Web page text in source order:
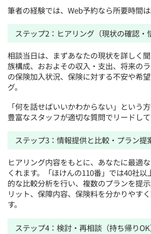
筆者の経験では、Web予約なら所要時間は
ステップ2：ヒアリング（現状の確認・
相談当日は、まずあなたの現状を詳しく
族構成、おおよその収入・支出、将来の
の保険加入状況、保険に対する不安や希
グ。
「何を話せばいいかわからない」という
豊富なスタッフが適切な質問でリードして
ステップ3：情報提供と比較・プラン提
ヒアリング内容をもとに、あなたに最適
くれます。「ほけんの110番」では40社
的な比較分析を行い、複数のプランを提
リット、保障内容、保険料を分かりやす
す。
ステップ4：検討・再相談（持ち帰りOK